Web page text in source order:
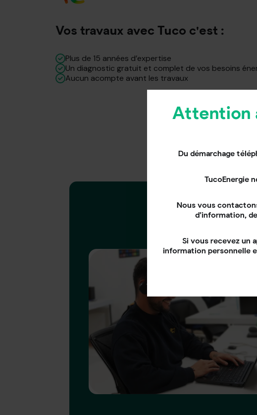
Vos travaux avec Tuco c'est :
Plus de 15 années d’expertise
Un diagnostic gratuit et complet de vos besoins
Aucun acompte avant les travaux
Attention
Du démarchage
TucoEnergie
Nous vous
d’information,
Si vous recevez un
information personnelle